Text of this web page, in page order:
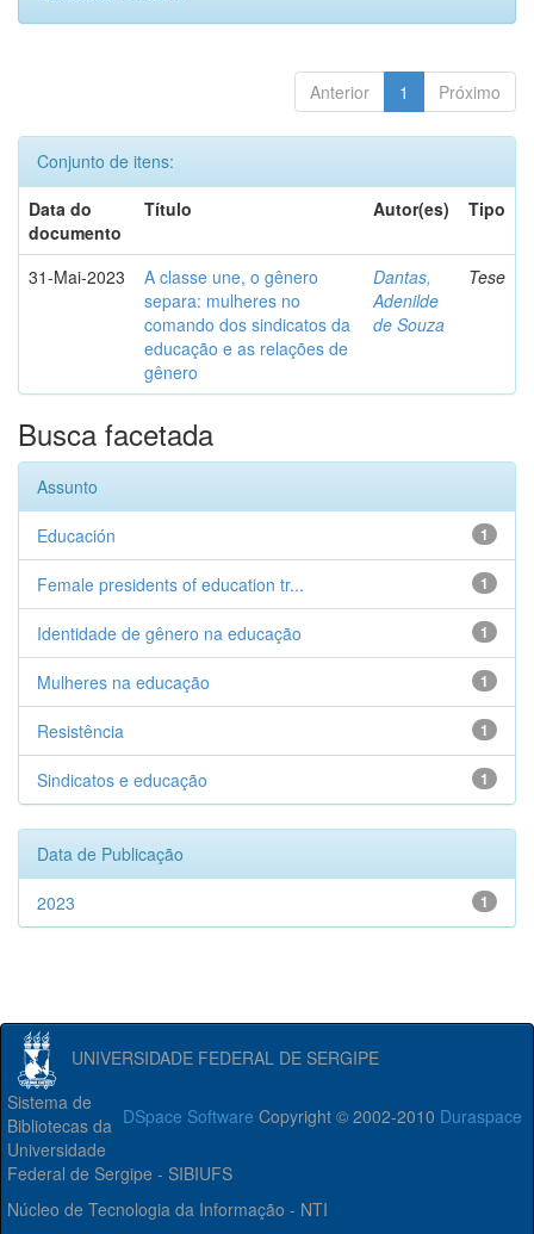
Anterior 1 Próximo
Conjunto de itens:
Data do
documento
Título Autor(es) Tipo
31-Mai-2023
A classe une, o gênero
separa: mulheres no
comando dos sindicatos da
educação e as relações de
gênero
Dantas,
Adenilde
de Souza
Tese
Busca facetada
Assunto
1
Educación
1
Female presidents of education tr...
1
Identidade de gênero na educação
1
Mulheres na educação
1
Resistência
1
Sindicatos e educação
Data de Publicação
1
2023
UNIVERSIDADE FEDERAL DE SERGIPE
DSpace Software Copyright © 2002-2010 Duraspace
Sistema de
Bibliotecas da
Universidade
Federal de Sergipe - SIBIUFS
Núcleo de Tecnologia da Informação - NTI